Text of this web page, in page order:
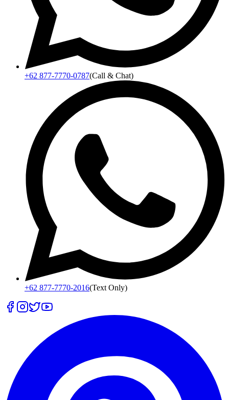
+62 877-7770-0787(Call & Chat)
+62 877-7770-2016(Text Only)